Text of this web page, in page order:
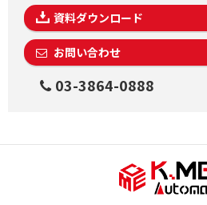
資料ダウンロード
お問い合わせ
03-3864-0888